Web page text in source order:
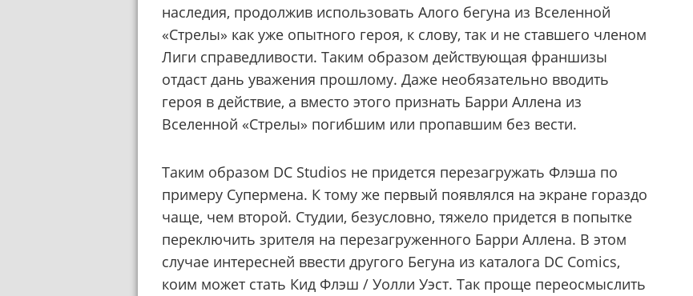
наследия, продолжив использовать Алого бегуна из Вселенной
«Стрелы» как уже опытного героя, к слову, так и не ставшего членом
Лиги справедливости. Таким образом действующая франшизы
отдаст дань уважения прошлому. Даже необязательно вводить
героя в действие, а вместо этого признать Барри Аллена из
Вселенной «Стрелы» погибшим или пропавшим без вести.
Таким образом DC Studios не придется перезагружать Флэша по
примеру Супермена. К тому же первый появлялся на экране гораздо
чаще, чем второй. Студии, безусловно, тяжело придется в попытке
переключить зрителя на перезагруженного Барри Аллена. В этом
случае интересней ввести другого Бегуна из каталога DC Comics,
коим может стать Кид Флэш / Уолли Уэст. Так проще переосмыслить